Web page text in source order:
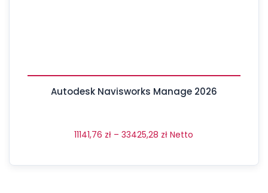
Autodesk Navisworks Manage 2026
11141,76 zł – 33425,28 zł Netto